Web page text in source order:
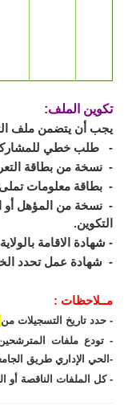
الملف:
أن يتضمن ملف الترشح
طلب خطي للمشاركة
من بطاقة التعريف
معلومات تملىء من
من المؤهل أو
الاقامة بالولاية
عمل تحدد الخبرة
:
تاريخ التسجيلات من2018/12/26 الى غاية 2019/01/16
ملفات المترشحين لدى
الإداري طريق الجامعة-
الملفات الناقصة أو الوارد